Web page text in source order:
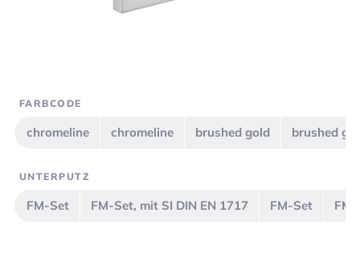
FARBCODE
chromeline chromeline brushed gold brushed
UNTERPUTZ
FM-Set FM-Set, mit SI DIN EN 1717 FM-Set